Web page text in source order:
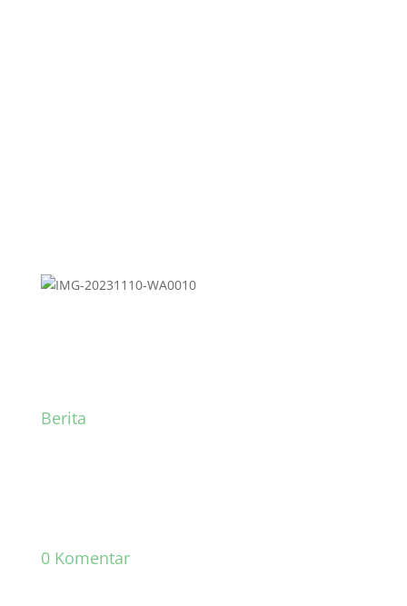
Berita
0 Komentar